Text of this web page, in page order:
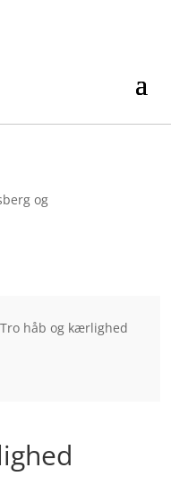
og
håb og kærlighed